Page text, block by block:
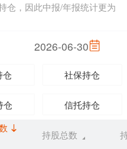
仓，因此中报/年报统计更为
2026-06-30
仓 社保持仓
仓 信托持仓
持股总数